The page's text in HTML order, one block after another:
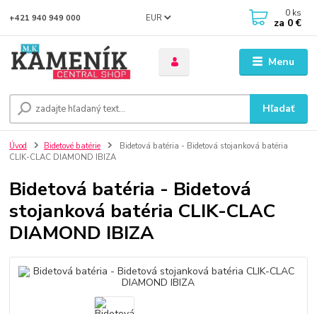
Menu
EUR
Hľadať
+421 940 949 000 0 ks
za 0 €
Úvod Bidetové batérie
Bidetová batéria - Bidetová stojanková batéria
CLIK-CLAC DIAMOND IBIZA
Bidetová batéria - Bidetová
stojanková batéria CLIK-CLAC
DIAMOND IBIZA